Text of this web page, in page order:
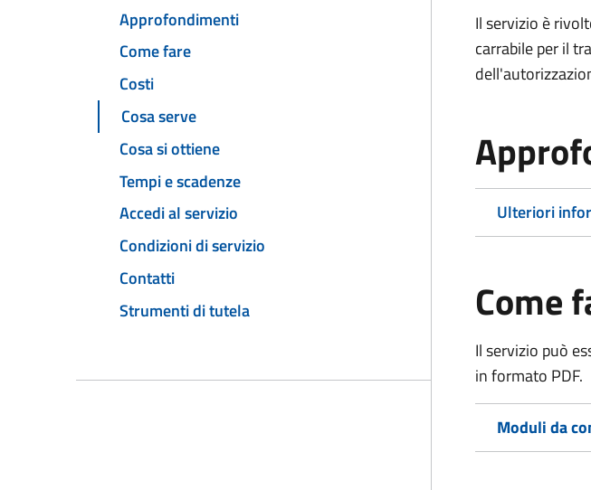
Approfondimenti
Come fare
Costi
Cosa serve
Cosa si ottiene
Tempi e scadenze
Accedi al servizio
Condizioni di servizio
Contatti
Strumenti di tutela
Il servizio è
carrabile per il
Ulteriori
Come
Il servizio può
in formato PDF.
Moduli da